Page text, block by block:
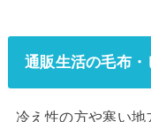
通販生活の毛布
冷え性の方や寒い